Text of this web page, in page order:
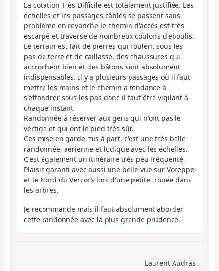
La cotation Très Difficile est totalement justifiée. Les
échelles et les passages câblés se passent sans
problème en revanche le chemin d'accès est très
escarpé et traverse de nombreux couloirs d'eboulis.
Le terrain est fait de pierres qui roulent sous les
pas de terre et de caillasse, des chaussures qui
accrochent bien et des bâtons sont absolument
indispensables. Il y a plusieurs passages où il faut
mettre les mains et le chemin a tendance à
s'effondrer sous les pas donc il faut être vigilant à
chaque instant.
Randonnée à réserver aux gens qui n'ont pas le
vertige et qui ont le pied très sûr.
Ces mise en garde mis à part, c'est une très belle
randonnée, aérienne et ludique avec les échelles.
C'est également un itinéraire très peu fréquenté.
Plaisir garanti avec aussi une belle vue sur Voreppe
et le Nord du VercorS lors d'une petite trouée dans
les arbres.
Je recommande mais il faut absolument aborder
cette randonnée avec la plus grande prudence.
Laurent Audras